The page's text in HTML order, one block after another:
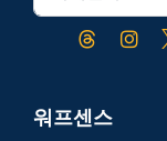
워프센스